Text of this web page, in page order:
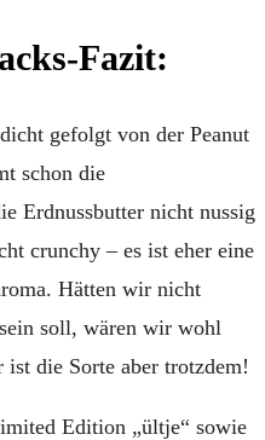
Fazit:
gefolgt von der Peanut
schon die
Erdnussbutter nicht nussig
crunchy – es ist eher eine
Hätten wir nicht
soll, wären wir wohl
die Sorte aber trotzdem!
Edition „ültje“ sowie